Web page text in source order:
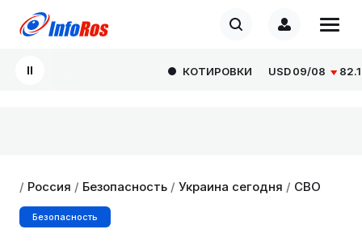
КОТИРОВКИ USD09/08 82.1665
/ Россия / Безопасность / Украина сегодня / СВО
Безопасность